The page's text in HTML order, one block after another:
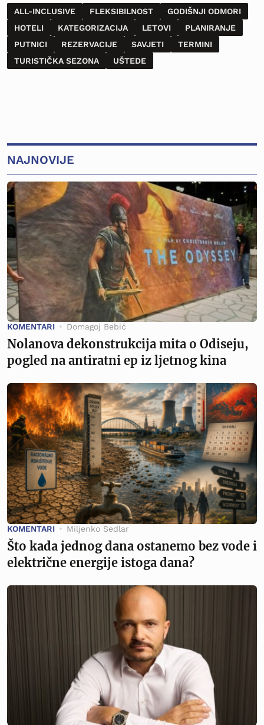
ALL-INCLUSIVE FLEKSIBILNOST
GODIŠNJI ODMORI
HOTELI
KATEGORIZACIJA LETOVI
PLANIRANJE
PUTNICI
REZERVACIJE SAVJETI
TERMINI
TURISTIČKA SEZONA
UŠTEDE
NAJNOVIJE
KOMENTARI Domagoj Bebić
Nolanova dekonstrukcija mita o Odiseju,
pogled na antiratni ep iz ljetnog kina
KOMENTARI Miljenko Sedlar
Što kada jednog dana ostanemo bez vode i
električne energije istoga dana?